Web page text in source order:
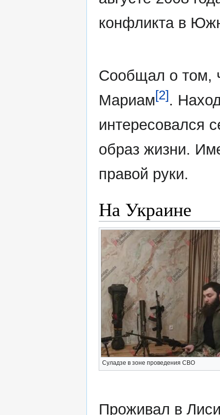
конфликта в
Сообщал о том,
Мариам[2].
интересовался
образ жизни.
правой руки.
На Украине
Суладзе в зоне проведения СВО
Проживал в